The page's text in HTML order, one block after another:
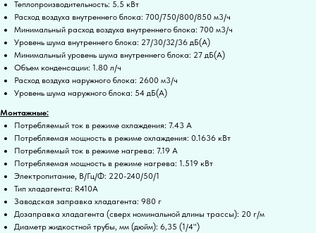
Теплопроизводительность: 5.5 кВт
Расход воздуха внутреннего блока: 700/750/800/850 м3/ч
Минимальный расход воздуха внутреннего блока: 700 м3/ч
Уровень шума внутреннего блока: 27/30/32/36 дБ(А)
Минимальный уровень шума внутреннего блока: 27 дБ(А)
Объем конденсации: 1.80 л/ч
Расход воздуха наружного блока: 2600 м3/ч
Уровень шума наружного блока: 54 дБ(А)
Монтажные:
Потребляемый ток в режиме охлаждения: 7.43 А
Потребляемая мощность в режиме охлаждения: 0.1636 кВт
Потребляемый ток в режиме нагрева: 7.19 А
Потребляемая мощность в режиме нагрева: 1.519 кВт
Электропитание, В/Гц/Ф: 220-240/50/1
Тип хладагента: R410A
Заводская заправка хладагента: 980 г
Дозаправка хладагента (сверх номинальной длины трассы): 20 г/м
Диаметр жидкостной трубы, мм (дюйм): 6,35 (1/4")